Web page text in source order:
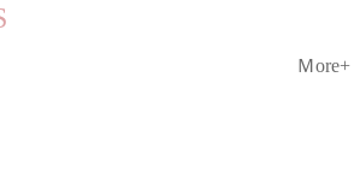
Ｍore+